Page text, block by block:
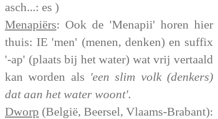
asch...: es )
Menapiërs: Ook de 'Menapii' horen hier
thuis: IE 'men' (menen, denken) en suffix
'-ap' (plaats bij het water) wat vrij vertaald
kan worden als 'een slim volk (denkers)
dat aan het water woont'.
Dworp (België, Beersel, Vlaams-Brabant):